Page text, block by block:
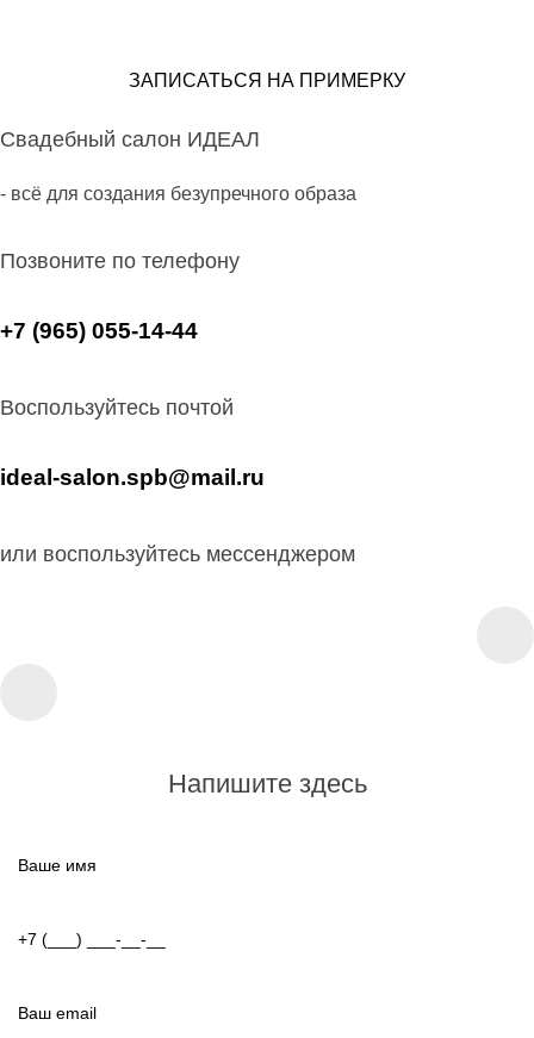
ЗАПИСАТЬСЯ НА ПРИМЕРКУ
Свадебный салон ИДЕАЛ
- всё для создания безупречного образа
Позвоните по телефону
+7 (965) 055-14-44
Воспользуйтесь почтой
ideal-salon.spb@mail.ru
или воспользуйтесь мессенджером
Напишите здесь